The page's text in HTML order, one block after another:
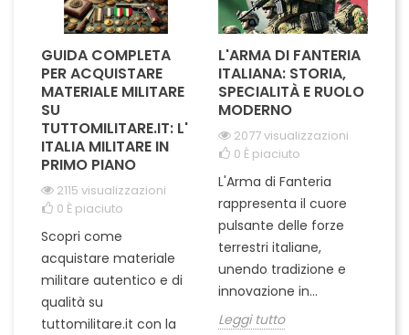
GUIDA COMPLETA
PER ACQUISTARE
MATERIALE MILITARE
SU
TUTTOMILITARE.IT: L'
ITALIA MILITARE IN
PRIMO PIANO
2115 visualizzazioni
0 È piaciuto
Scopri come
acquistare materiale
militare autentico e di
qualità su
tuttomilitare.it con la
L'ARMA DI FANTERIA
ITALIANA: STORIA,
SPECIALITÀ E RUOLO
MODERNO
2077 visualizzazioni
0 È piaciuto
L'Arma di Fanteria
rappresenta il cuore
pulsante delle forze
terrestri italiane,
unendo tradizione e
innovazione in...
Leggi tutto